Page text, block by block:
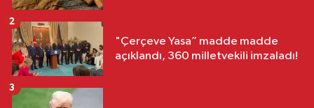
"Çerçeve Yasa” madde madde
açıklandı, 360 milletvekili imzaladı!
2
3